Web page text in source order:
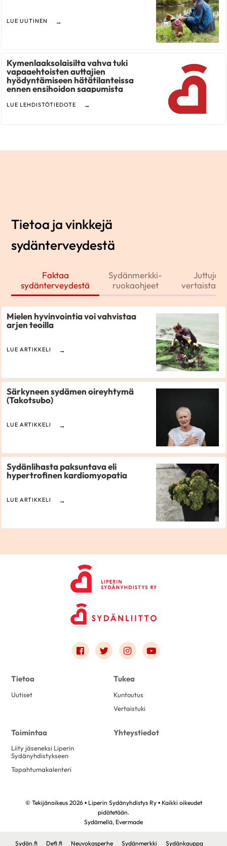
LUE UUTINEN
Kymenlaaksolaisilta vahva tuki
vapaaehtoisten auttajien
hyödyntämiseen hätätilanteissa
ennen ensihoidon saapumista
LUE LEHDISTÖTIEDOTE
Tietoa ja vinkkejä
sydänterveydestä
Faktaa
sydänterveydestä
Sydänmerkki-
ruokaohjeet
Juttuja
Mielen hyvinvointia voi vahvistaa
arjen teoilla
LUE ARTIKKELI
Särkyneen sydämen oireyhtymä
(Takotsubo)
LUE ARTIKKELI
Sydänlihasta paksuntava eli
hypertrofinen kardiomyopatia
LUE ARTIKKELI
Link to facebook
Link to twitter
Link to instagram
Link to youtube
Tietoa
Uutiset
Tukea
Kuntoutus
Vertaistuki
Toimintaa
Liity jäseneksi Liperin
Sydänyhdistykseen
Tapahtumakalenteri
Yhteystiedot
© Tekijänoikeus 2026 • Liperin Sydänyhdistys Ry • Kaikki oikeudet
pidätetään.
Sydämellä, Evermade
Sydän.fi Defi.fi Neuvokasperhe Sydänmerkki Sydänkauppa